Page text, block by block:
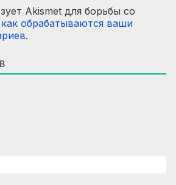
Akismet для борьбы со
как обрабатываются ваши
.